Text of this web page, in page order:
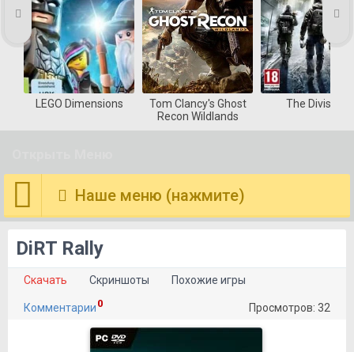
LEGO Dimensions
Tom Clancy's Ghost
Recon Wildlands
The Division
Наше меню (нажмите)
DiRT Rally
Скачать Скриншоты Похожие игры
Комментарии 0 Просмотров: 32